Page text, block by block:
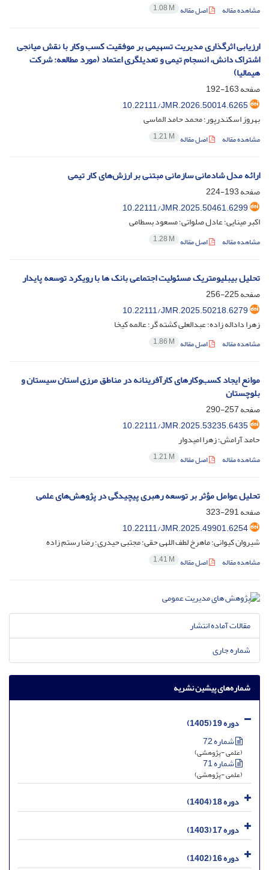
مشاهده مقاله اصل مقاله 1.08 M
ارزیابی اثرگذاری مدیریت تسهیمی بر موفقیت کسب وکار با نقش میانجی
اشتراک دانش، انسجام تیمی و تعدیلگری اعتماد (مورد مطالعه: شرکت
هیمالیا)
صفحه163-192
10.22111/JMR.2026.50014.6265
بهروز اسکندرپور؛ محمد حامد الماسی
مشاهده مقاله اصل مقاله 1.21 M
ارائه مدل شادمانی سازمانی مبتنی بر ارزش‌های کار تیمی
صفحه193-224
10.22111/JMR.2025.50461.6299
اکبر مینایی؛ عادل صلواتی؛ مسعود بسطامی
مشاهده مقاله اصل مقاله 1.28 M
تحلیل بیبلیومتریک مسئولیت اجتماعی بانک ها با رویکرد توسعه پایدار
صفحه225-256
10.22111/JMR.2025.50218.6279
زهرا داداله زاده؛ عبدالعلی کشته گر؛ عالمه کیخا
مشاهده مقاله اصل مقاله 1.86 M
موانع ایجاد کسب‌‌و‌کارهای کارآفرینانه در مناطق مرزی استان سیستان و
بلوچستان
صفحه257-290
10.22111/JMR.2025.53235.6435
حامد آرامش؛ زهرا امیدوار
مشاهده مقاله اصل مقاله 1.21 M
تحلیل عوامل مؤثر بر توسعه رهبری پیچیدگی در پژوهش‌های علمی
صفحه291-323
10.22111/JMR.2025.49901.6254
شیروان کیوانی؛ ماهرخ لطف اللهی حقی؛ مجتبی حیدری؛ رضا رستم زاده
مشاهده مقاله اصل مقاله 1.41 M
مقالات آماده انتشار
شماره جاری
شماره‌های پیشین نشریه
دوره 19 (1405)
شماره 72
(علمی -پژوهشی)
شماره 71
(علمی -پژوهشی)
دوره 18 (1404)
دوره 17 (1403)
دوره 16 (1402)